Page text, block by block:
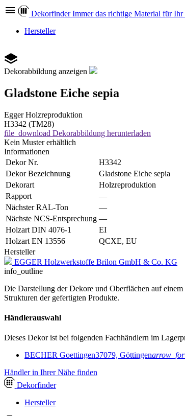
Dekorfinder Immer das richtige Material für Ihr
Hersteller
Dekorabbildung anzeigen
Gladstone Eiche sepia
Egger Holzreproduktion
H3342 (TM28)
file_download Dekorabbildung herunterladen
Kein Muster erhältlich
Informationen
Dekor Nr.
H3342
Dekor Bezeichnung
Gladstone Eiche sepia
Dekorart
Holzreproduktion
Rapport
—
Nächster RAL-Ton
—
Nächste NCS-Entsprechung —
Holzart DIN 4076-1
EI
Holzart EN 13556
QCXE, EU
Hersteller
EGGER Holzwerkstoffe Brilon GmbH & Co. KG
info_outline
Die Darstellung der Dekore und Oberflächen auf
Strukturen der gefertigten Produkte.
Händlerauswahl
Dieses Dekor ist bei folgenden Fachhändlern im
BECHER Goettingen37079, Göttingen
Händler in Ihrer Nähe finden
Dekorfinder
Hersteller